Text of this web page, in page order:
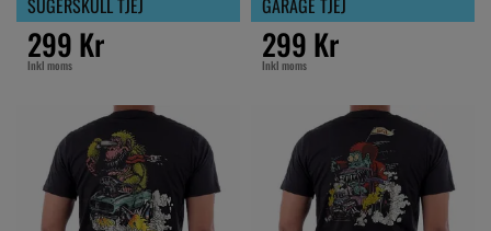
SUGERSKULL TJEJ
299 Kr
Inkl moms
GARAGE TJEJ
299 Kr
Inkl moms